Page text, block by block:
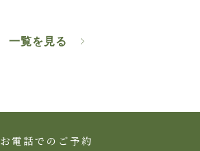
一覧を見る
お電話でのご予約